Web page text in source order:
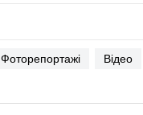
Фоторепортажі Відео